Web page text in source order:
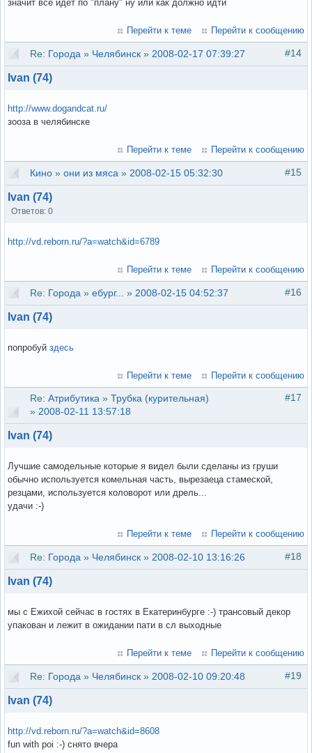
значит все идет по "плану" ну или как должно идти
Перейти к теме Перейти к сообщению
#14
Re: Города » Челябинск » 2008-02-17 07:39:27
Ivan (74)
http://www.dogandcat.ru/
зооза в челябинске
Перейти к теме Перейти к сообщению
#15
Кино » они из мяса » 2008-02-15 05:32:30
Ivan (74)
Ответов: 0
http://vd.reborn.ru/?a=watch&id=6789
Перейти к теме Перейти к сообщению
#16
Re: Города » ебург... » 2008-02-15 04:52:37
Ivan (74)
попробуй здесь
Перейти к теме Перейти к сообщению
#17
Re: Атрибутика » Трубка (курительная)
» 2008-02-11 13:57:18
Ivan (74)
Лучшие самодельные которые я видел были сделаны из груши
обычно используется комельная часть, вырезаеца стамеской,
резцами, используется коловорот или дрель...
удачи :-)
Перейти к теме Перейти к сообщению
#18
Re: Города » Челябинск » 2008-02-10 13:16:26
Ivan (74)
мы с Ежихой сейчас в гостях в Екатеринбурге :-) трансовый декор
упакован и лежит в ожидании пати в сл выходные
Перейти к теме Перейти к сообщению
#19
Re: Города » Челябинск » 2008-02-10 09:20:48
Ivan (74)
http://vd.reborn.ru/?a=watch&id=8608
fun with poi :-) снято вчера